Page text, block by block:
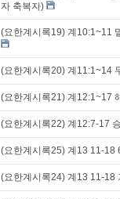
자 축복자)
(요한계시록19) 계10:1~11
(요한계시록20) 계11:1~14
(요한계시록21) 계12:1~17
(요한계시록22) 계12:7-17
(요한계시록25) 계13 11-18
(요한계시록24) 계13 11-18